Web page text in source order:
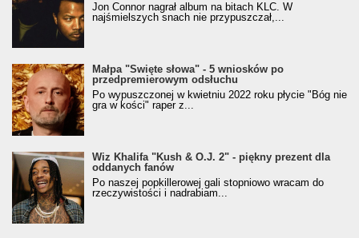
Jon Connor nagrał album na bitach KLC. W
najśmielszych snach nie przypuszczał,...
Małpa "Święte słowa" - 5 wniosków po
przedpremierowym odsłuchu
Po wypuszczonej w kwietniu 2022 roku płycie "Bóg nie
gra w kości" raper z...
Wiz Khalifa "Kush & O.J. 2" - piękny prezent dla
oddanych fanów
Po naszej popkillerowej gali stopniowo wracam do
rzeczywistości i nadrabiam...